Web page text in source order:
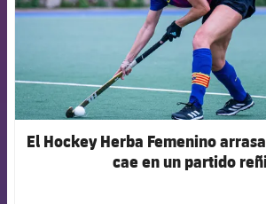
El Hockey Herba Femenino
cae en un partido